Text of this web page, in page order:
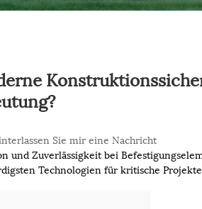
Sie mir eine Nachricht
Zuverlässigkeit bei
Technologien für kritische